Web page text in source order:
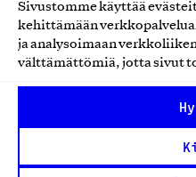
Sivustomme käyttää
kehittämään
ja analysoimaan
välttämättömiä, jotta sivut
Yhteiskunnallinen